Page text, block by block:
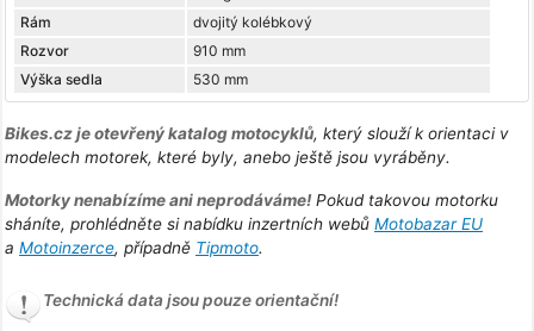
Rám
dvojitý kolébkový
Rozvor
910 mm
Výška sedla
530 mm
Bikes.cz je otevřený katalog motocyklů, který slouží k orientaci v
modelech motorek, které byly, anebo ještě jsou vyráběny.
Motorky nenabízíme ani neprodáváme!Pokud takovou motorku
sháníte, prohlédněte si nabídku inzertních webů Motobazar EU
a Motoinzerce, případně Tipmoto.
Technická data jsou pouze orientační!